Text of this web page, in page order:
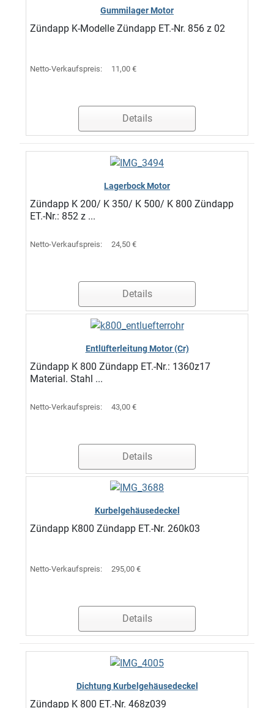
Gummilager Motor
Zündapp K-Modelle Zündapp ET.-Nr. 856 z 02
Netto-Verkaufspreis: 11,00 €
Details
Lagerbock Motor
Zündapp K 200/ K 350/ K 500/ K 800 Zündapp
ET.-Nr.: 852 z ...
Netto-Verkaufspreis: 24,50 €
Details
Entlüfterleitung Motor (Cr)
Zündapp K 800 Zündapp ET.-Nr.: 1360z17
Material. Stahl ...
Netto-Verkaufspreis: 43,00 €
Details
Kurbelgehäusedeckel
Zündapp K800 Zündapp ET.-Nr. 260k03
Netto-Verkaufspreis: 295,00 €
Details
Dichtung Kurbelgehäusedeckel
Zündapp K 800 ET.-Nr. 468z039